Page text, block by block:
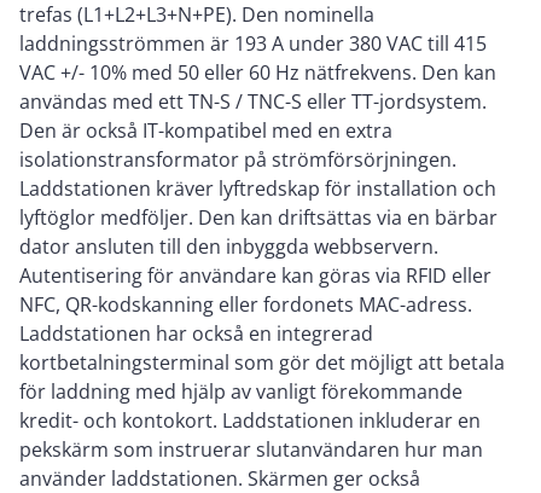
trefas (L1+L2+L3+N+PE). Den nominella
laddningsströmmen är 193 A under 380 VAC till 415
VAC +/- 10% med 50 eller 60 Hz nätfrekvens. Den kan
användas med ett TN-S / TNC-S eller TT-jordsystem.
Den är också IT-kompatibel med en extra
isolationstransformator på strömförsörjningen.
Laddstationen kräver lyftredskap för installation och
lyftöglor medföljer. Den kan driftsättas via en bärbar
dator ansluten till den inbyggda webbservern.
Autentisering för användare kan göras via RFID eller
NFC, QR-kodskanning eller fordonets MAC-adress.
Laddstationen har också en integrerad
kortbetalningsterminal som gör det möjligt att betala
för laddning med hjälp av vanligt förekommande
kredit- och kontokort. Laddstationen inkluderar en
pekskärm som instruerar slutanvändaren hur man
använder laddstationen. Skärmen ger också